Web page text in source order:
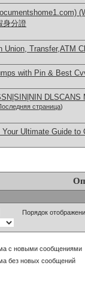
身分證
Union, Transfer,ATM
with Pin & Best
страница)
Ultimate Guide to
Порядок
с новыми сообщениями
без новых сообщений